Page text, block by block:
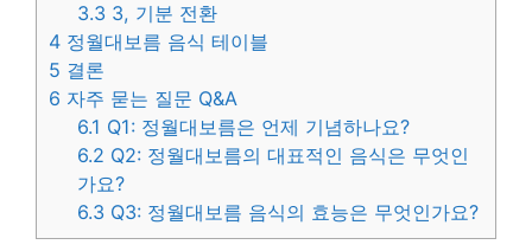
3.3 3, 기분 전환
4 정월대보름 음식 테이블
5 결론
6 자주 묻는 질문 Q&A
6.1 Q1: 정월대보름은 언제 기념하나요?
6.2 Q2: 정월대보름의 대표적인 음식은 무엇인
가요?
6.3 Q3: 정월대보름 음식의 효능은 무엇인가요?